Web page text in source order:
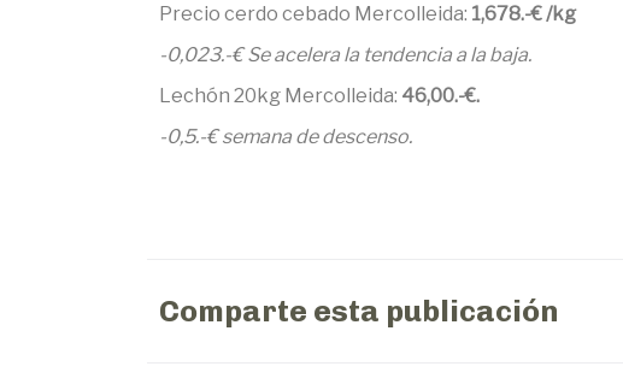
Precio cerdo cebado Mercolleida: 1,678.-€ /kg
-0,023.-€ Se acelera la tendencia a la baja.
Lechón 20kg Mercolleida: 46,00.-€.
-0,5.-€ semana de descenso.
Comparte esta publicación